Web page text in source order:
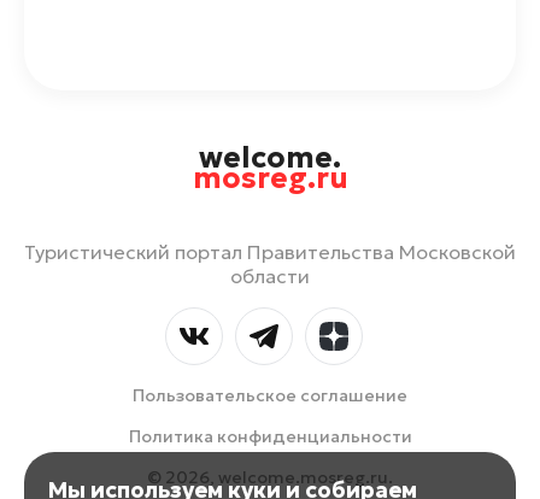
welcome.
mosreg.ru
Туристический портал Правительства Московской
области
Пользовательское соглашение
Политика конфиденциальности
© 2026, welcome.mosreg.ru.
Мы используем куки и собираем